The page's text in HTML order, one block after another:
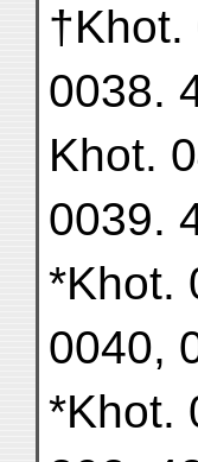
0038.
Khot.
0039.
*Khot.
0040,
*Khot.